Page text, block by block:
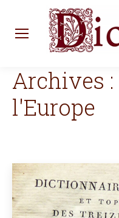
Archives :
l'Europe